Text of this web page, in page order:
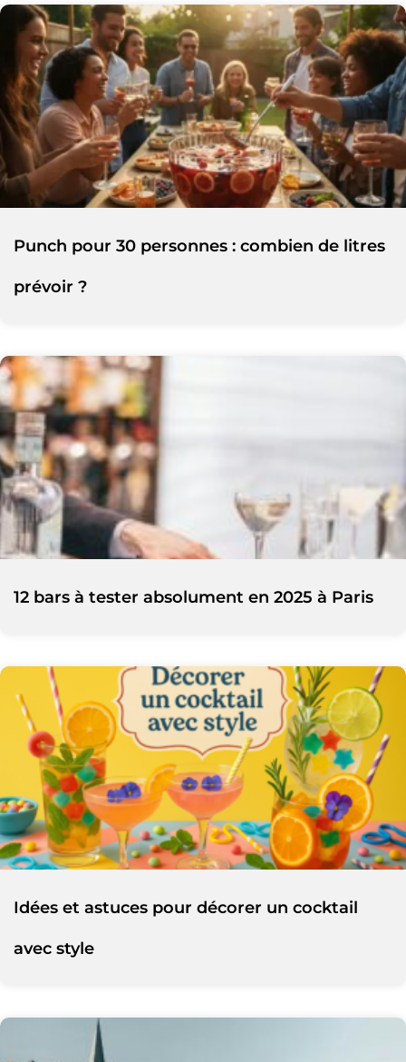
Punch pour 30 personnes : combien de litres
prévoir ?
12 bars à tester absolument en 2025 à Paris
Idées et astuces pour décorer un cocktail
avec style